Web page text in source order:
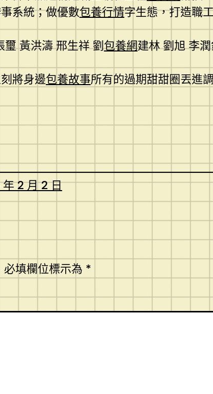
系統；做優數包養行情字生態，打造職
黃洪濤 邢生祥 劉包養網建林 劉旭 李
將身邊包養故事所有的過期甜甜圈丟進
2 月 2 日
必填欄位標示為 *